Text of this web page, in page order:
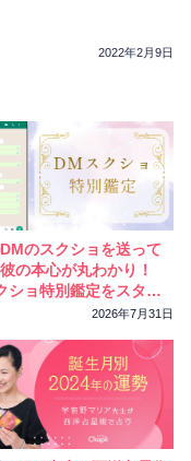
2022年2月9日
のスクショを送って
の本心が丸わかり！
ショ特別鑑定をスター
2026年7月31日